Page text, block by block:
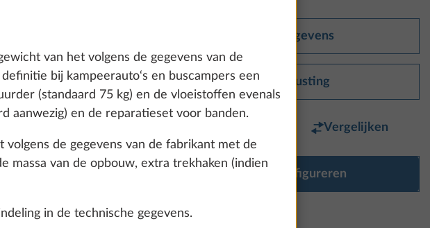
Technische gegevens
Standaarduitrusting
Vergelijken
Uitrusting configureren
van het volgens de gegevens van de
bij kampeerauto‘s en buscampers een
(standaard 75 kg) en de vloeistoffen evenals
aanwezig) en de reparatieset voor banden.
volgens de gegevens van de fabrikant met de
massa van de opbouw, extra trekhaken (indien
in de technische gegevens.